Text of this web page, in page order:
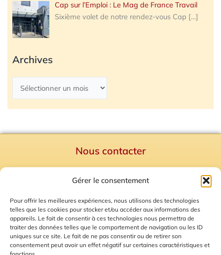
Gérer le consentement
Pour offrir les meilleures expériences, nous utilisons des technologies
telles que les cookies pour stocker et/ou accéder aux informations des
appareils. Le fait de consentir à ces technologies nous permettra de
traiter des données telles que le comportement de navigation ou les ID
uniques sur ce site. Le fait de ne pas consentir ou de retirer son
consentement peut avoir un effet négatif sur certaines caractéristiques et
Cap sur l’Emploi : Le Mag de France Travail
Sixième volet de notre rendez-vous Cap […]
Archives
Nous contacter
Mentions Légales
Plan du site
Gestion des Cookies